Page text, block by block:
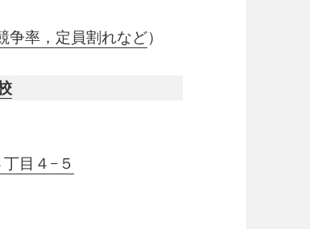
争率，定員割れなど）
目４−５